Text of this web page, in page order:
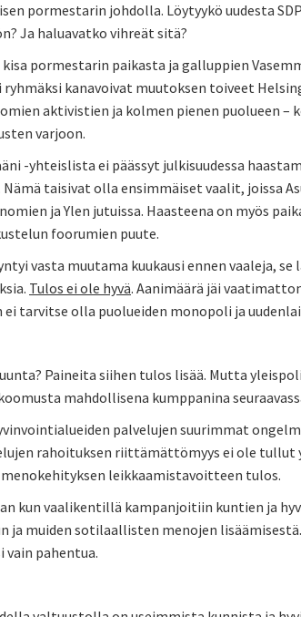
pormestarin johdolla. Löytyykö uudesta
Ja haluavatko vihreät sitä?
kisa pormestarin paikasta ja galluppien
kanavoivat muutoksen toiveet
aktivistien ja kolmen pienen puolueen –
varjoon.
-yhteislista ei päässyt julkisuudessa
taisivat olla ensimmäiset vaalit, joissa
ja Ylen jutuissa. Haasteena on myös
foorumien puute.
vasta muutama kuukausi ennen vaaleja,
Tulos ei ole hyvä. Aanimäärä jäi
ei tarvitse olla puolueiden monopoli ja
Paineita siihen tulos lisää. Mutta
mahdollisena kumppanina
palvelujen suurimmat
rahoituksen riittämättömyys ei ole tullut
menokehityksen leikkaamistavoitteen tulos.
kun vaalikentillä kampanjoitiin kuntien ja
ja muiden sotilaallisten menojen
vain pahentua.